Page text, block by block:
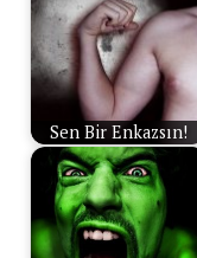
Sen Bir Enkazsın!